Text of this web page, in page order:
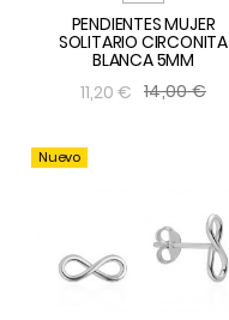
PENDIENTES MUJER
SOLITARIO CIRCONITA
BLANCA 5MM
11,20 € 14,00 €
Nuevo